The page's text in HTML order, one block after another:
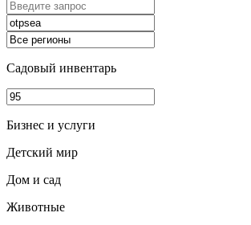
Садовый инвентарь
Бизнес и услуги
Детский мир
Дом и сад
Животные